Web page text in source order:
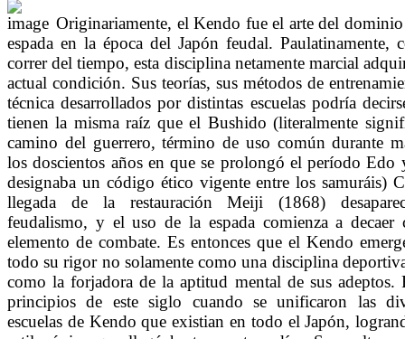
Originariamente, el Kendo fue el arte del
espada en la época del Japón feudal. Paulatinamente,
correr del tiempo, esta disciplina netamente marcial
actual condición. Sus teorías, sus métodos de
técnica desarrollados por distintas escuelas podría
tienen la misma raíz que el Bushido (literalmente
camino del guerrero, término de uso común durante
los doscientos años en que se prolongó el período Edo
designaba un código ético vigente entre los samuráis)
llegada de la restauración Meiji (1868)
feudalismo, y el uso de la espada comienza a decaer
elemento de combate. Es entonces que el Kendo
todo su rigor no solamente como una disciplina
como la forjadora de la aptitud mental de sus adeptos.
principios de este siglo cuando se unificaron las
escuelas de Kendo que existian en todo el Japón,